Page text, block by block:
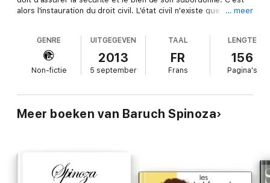
alors l'instauration du droit civil. L'état civil n'existe que pour
principe entre les hommes. Spinoza ouvre là tout un horizon
politique : le "communisme de la raison". Ou comment penser
une société afin d'éviter qu'elle ne dégénère et tyrannie et qu'il
y règne paix et liberté. Écrit peu avant la mort de son auteur,
philosophie et hisse Spinoza en précurseur des philosophes
français du XVIIIe siècle. En prenant le parti de ne pas traduire
imperium en français, Bernard Pautrat marque une rupture
qui défend le droit "défini par la puissance de la multitude".
… meer
GENRE
Non-fictie
UITGEGEVEN
2013
5 september
TAAL
FR
Frans
LENGTE
156
Pagina's
Meer boeken van Baruch Spinoza